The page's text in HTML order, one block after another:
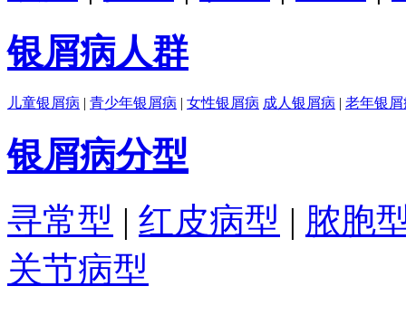
银屑病人群
儿童银屑病 | 青少年银屑病 | 女性银屑病 成人银屑病 | 老年银屑
银屑病分型
寻常型 | 红皮病型 | 脓胞
关节病型